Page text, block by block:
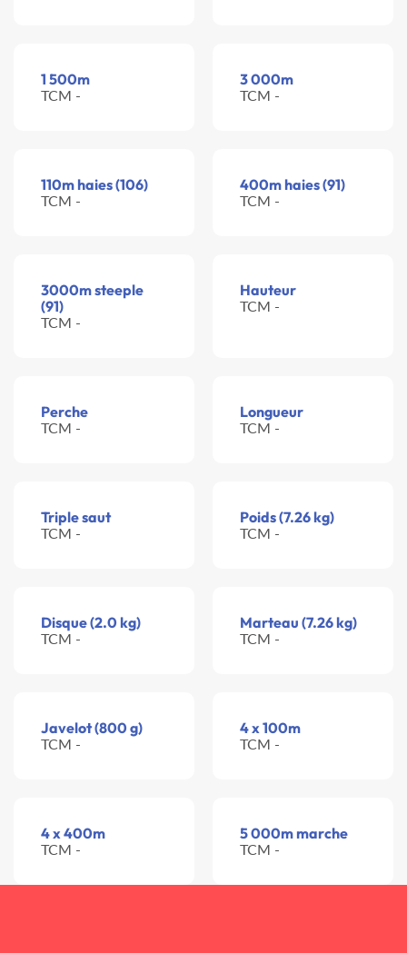
1 500m
TCM -
3 000m
TCM -
110m haies (106)
TCM -
400m haies (91)
TCM -
3000m steeple
(91)
TCM -
Hauteur
TCM -
Perche
TCM -
Longueur
TCM -
Triple saut
TCM -
Poids (7.26 kg)
TCM -
Disque (2.0 kg)
TCM -
Marteau (7.26 kg)
TCM -
Javelot (800 g)
TCM -
4 x 100m
TCM -
4 x 400m
TCM -
5 000m marche
TCM -